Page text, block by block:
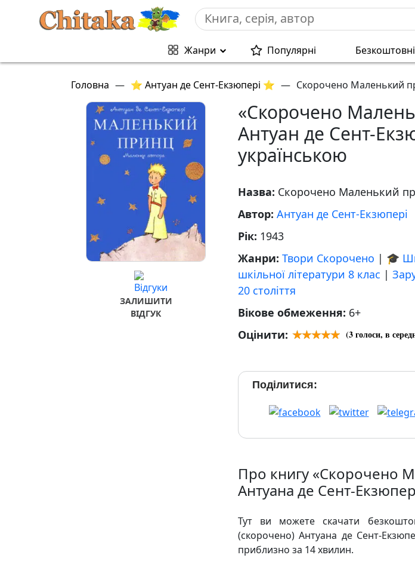
Жанри Популярні Безкоштовні
Головна — ⭐ Антуан де Сент-Екзюпері ⭐ — Скорочено Маленький
ЗАЛИШИТИ
ВІДГУК
«Скорочено
Антуан де Сент-
українською
Назва: Скорочено Маленький
Автор: Антуан де Сент-Екзюпері
Рік: 1943
Жанри: Твори Скорочено | 🎓
шкільної літератури 8 клас |
20 століття
Вікове обмеження: 6+
Оцінити:
(3голоси, в
Поділитися:
Про книгу «Скорочено
Антуана де Сент-
Тут ви можете скачати
(скорочено) Антуана де Сент-
приблизно за 14 хвилин.